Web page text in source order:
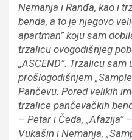
Nemanja i Ranđa, kao i
benda, a to je njegovo
apartman” koju sam
trzalicu ovogodišnjeg
„ASCEND”. Trzalicu
prošlogodišnjem
Pančevu. Pored velikih
trzalice pančevačkih
– Petar i Čeda, „Afazija”
Vukašin i Nemanja,